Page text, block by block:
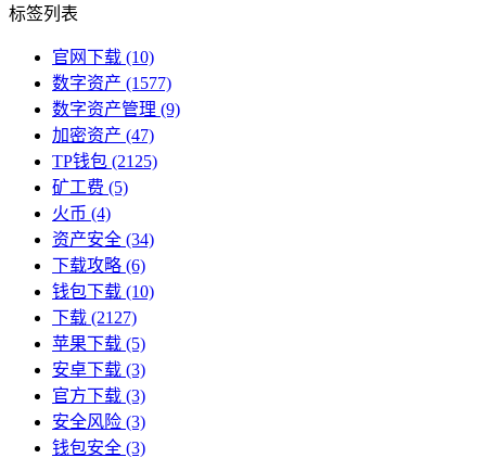
标签列表
官网下载 (10)
数字资产 (1577)
数字资产管理 (9)
加密资产 (47)
TP钱包 (2125)
矿工费 (5)
火币 (4)
资产安全 (34)
下载攻略 (6)
钱包下载 (10)
下载 (2127)
苹果下载 (5)
安卓下载 (3)
官方下载 (3)
安全风险 (3)
钱包安全 (3)